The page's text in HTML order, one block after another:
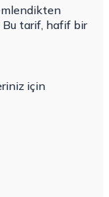
Bu tarif, hafif bir
için